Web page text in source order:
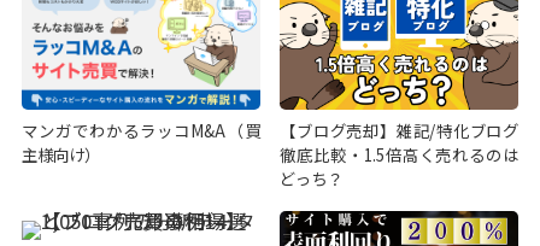
マンガでわかるラッコM&A（買
主様向け）
【ブログ売却】雑記/特化ブログ
徹底比較・1.5倍高く売れるのは
どっち？